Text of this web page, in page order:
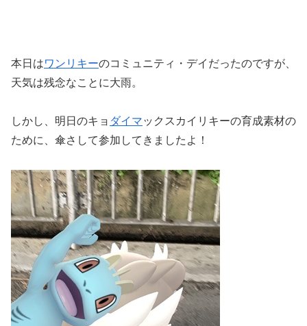
本日はワンリキーのコミュニティ・デイだったのですが、
天気は残念なことに大雨。
しかし、明日のキョ ダイマックスカイリキーの育成素材の
ために、傘さして参加してきましたよ！